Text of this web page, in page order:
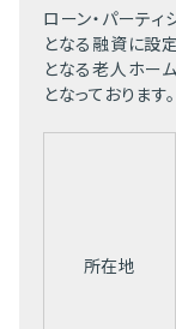
ローン・パーテ
となる融資に設
となる老人ホー
となっております。
所在地